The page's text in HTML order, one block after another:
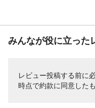
みんなが役に立った
レビュー投稿する前に
時点で約款に同意した